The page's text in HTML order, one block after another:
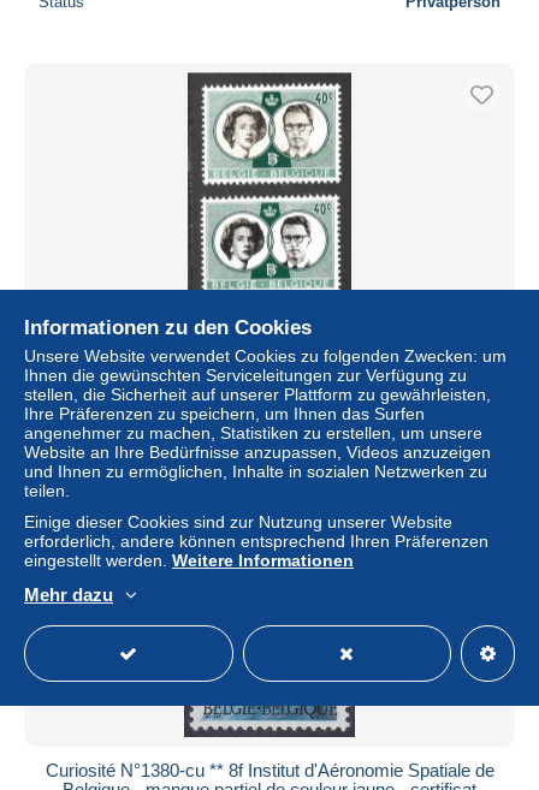
1169 CUR (XX) MNH lire - lees ...
± 0,58 $
Status Privatperson
Curiosité N°1380-cu ** 8f Institut d'Aéronomie Spatiale de
Informationen zu den Cookies
Unsere Website verwendet Cookies zu folgenden Zwecken: um
Ihnen die gewünschten Serviceleitungen zur Verfügung zu
stellen, die Sicherheit auf unserer Plattform zu gewährleisten,
Ihre Präferenzen zu speichern, um Ihnen das Surfen
angenehmer zu machen, Statistiken zu erstellen, um unsere
Website an Ihre Bedürfnisse anzupassen, Videos anzuzeigen
und Ihnen zu ermöglichen, Inhalte in sozialen Netzwerken zu
teilen.
Einige dieser Cookies sind zur Nutzung unserer Website
erforderlich, andere können entsprechend Ihren Präferenzen
eingestellt werden. Weitere Informationen
Mehr dazu